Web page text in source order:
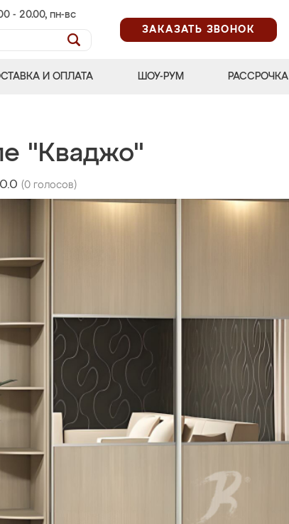
- 20.00, пн-вс
ЗАКАЗАТЬ ЗВОНОК
И ОПЛАТА ШОУ-РУМ РАССРОЧКА
"Кваджо"
0.0 (0 голосов)